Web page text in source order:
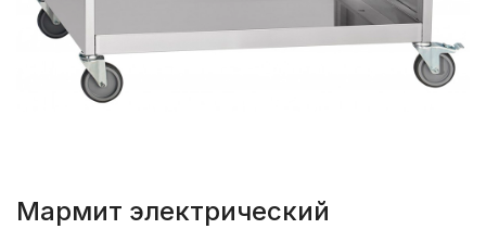
Мармит электрический